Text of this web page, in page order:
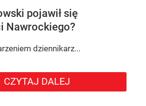
pojawił się
Nawrockiego?
dziennikarz...
CZYTAJ DALEJ